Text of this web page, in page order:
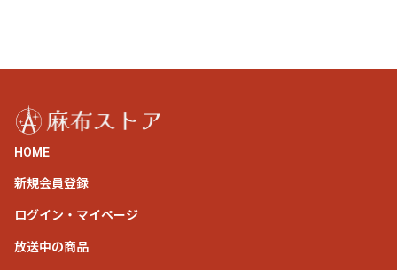
HOME
新規会員登録
ログイン・マイページ
放送中の商品